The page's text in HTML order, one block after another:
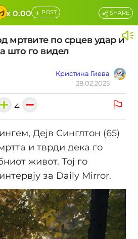
x 0.00 + POST
мртвите по срцев удар и
што го видел
Кристина Гиева
28.02.2025
SHARE
4
Дејв Синглтон (65)
и тврди дека го
живот. Тој го
за Daily Mirror.